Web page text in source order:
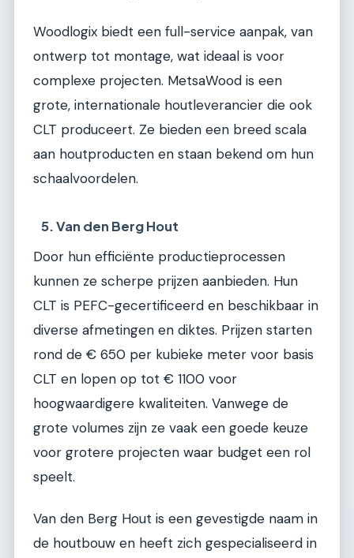
Woodlogix biedt een full-service aanpak, van
ontwerp tot montage, wat ideaal is voor
complexe projecten. MetsaWood is een
grote, internationale houtleverancier die ook
CLT produceert. Ze bieden een breed scala
aan houtproducten en staan bekend om hun
schaalvoordelen.
5. Van den Berg Hout
Door hun efficiënte productieprocessen
kunnen ze scherpe prijzen aanbieden. Hun
CLT is PEFC-gecertificeerd en beschikbaar in
diverse afmetingen en diktes. Prijzen starten
rond de € 650 per kubieke meter voor basis
CLT en lopen op tot € 1100 voor
hoogwaardigere kwaliteiten. Vanwege de
grote volumes zijn ze vaak een goede keuze
voor grotere projecten waar budget een rol
speelt.
Van den Berg Hout is een gevestigde naam in
de houtbouw en heeft zich gespecialiseerd in